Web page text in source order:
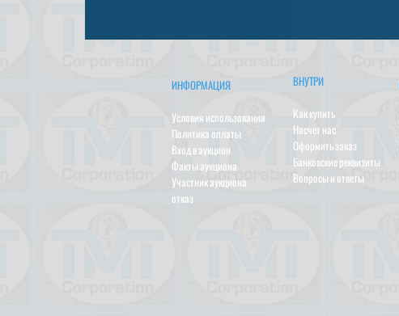
ИНФОРМАЦИЯ
Условия использования
Политика оплаты
Вход в аукцион
Факты аукциона
Участник аукциона
отказ
ВНУТРИ
Как купить
Насчет нас
Оформить заказ
Банковские реквизиты
Вопросы и ответы